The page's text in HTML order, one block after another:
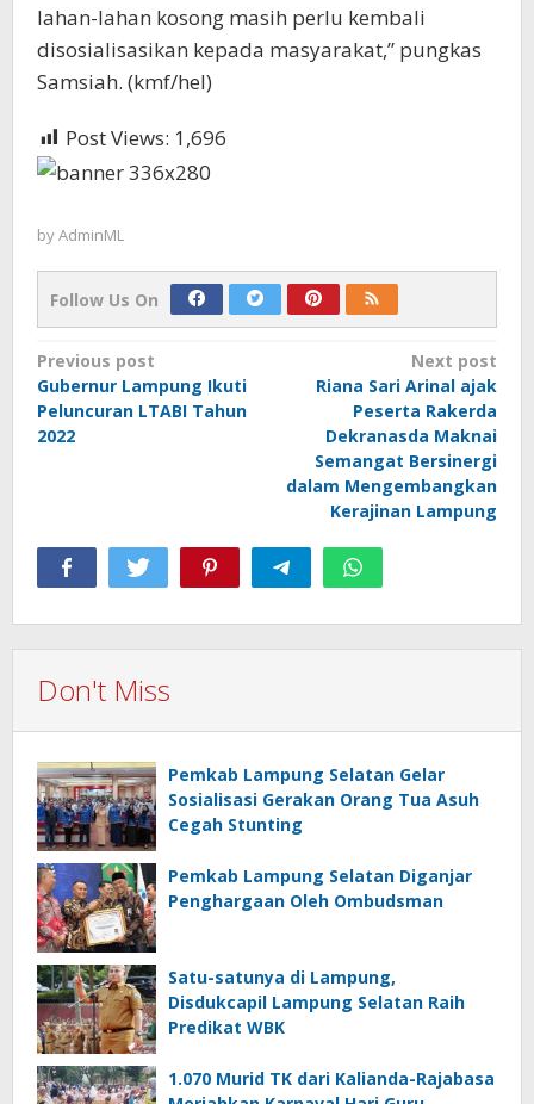
lahan-lahan kosong masih perlu kembali
disosialisasikan kepada masyarakat,” pungkas
Samsiah. (kmf/hel)
Post Views: 1,696
byAdminML
Follow Us On
Post
navigation
Previous post
Gubernur Lampung Ikuti
Peluncuran LTABI Tahun
2022
Next post
Riana Sari Arinal ajak
Peserta Rakerda
Dekranasda Maknai
Semangat Bersinergi
dalam Mengembangkan
Kerajinan Lampung
Don't Miss
Pemkab Lampung Selatan Gelar
Sosialisasi Gerakan Orang Tua Asuh
Cegah Stunting
Pemkab Lampung Selatan Diganjar
Penghargaan Oleh Ombudsman
Satu-satunya di Lampung,
Disdukcapil Lampung Selatan Raih
Predikat WBK
1.070 Murid TK dari Kalianda-Rajabasa